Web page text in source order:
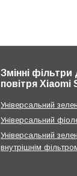
Змінні
повітря
Універсальний
Універсальний
Універсальний
внутрішнім